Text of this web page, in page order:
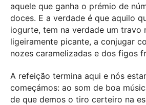
aquele que ganha o prémio de
doces. E a verdade é que aquilo
iogurte, tem na verdade um travo
ligeiramente picante, a conjugar
nozes caramelizadas e dos figos
A refeição termina aqui e nós
começámos: ao som de boa
de que demos o tiro certeiro na